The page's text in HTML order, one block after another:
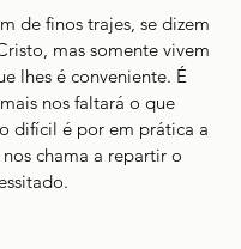
de finos trajes, se dizem
mas somente vivem
lhes é conveniente. É
nos faltará o que
difícil é por em prática a
chama a repartir o